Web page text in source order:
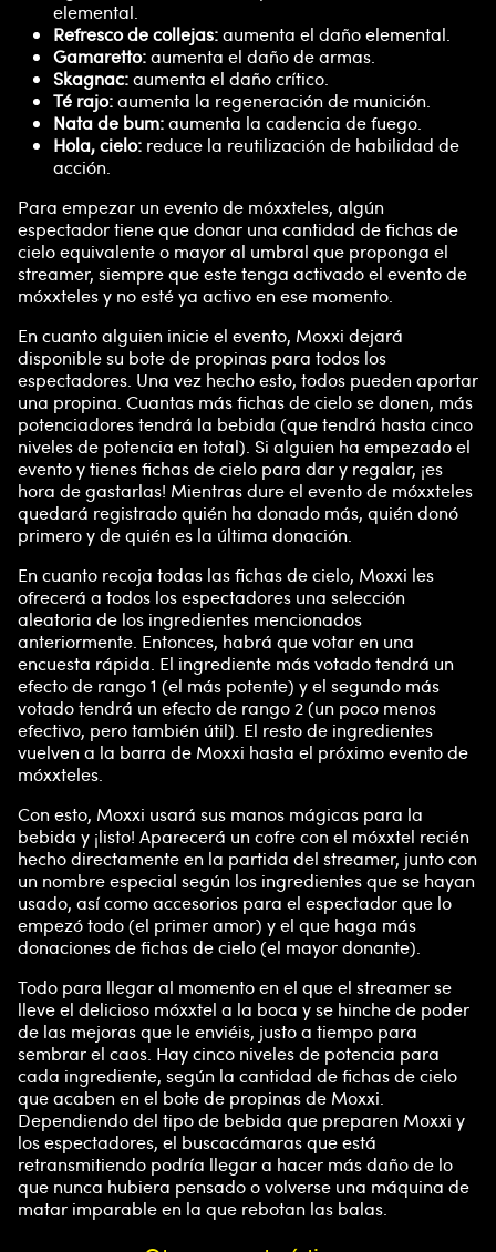
elemental.
Refresco de collejas:aumenta el daño elemental.
Gamaretto:aumenta el daño de armas.
Skagnac:aumenta el daño crítico.
Té rajo:aumenta la regeneración de munición.
Nata de bum:aumenta la cadencia de fuego.
Hola, cielo: reduce la reutilización de habilidad de
acción.
Para empezar un evento de móxxteles, algún
espectador tiene que donar una cantidad de fichas de
cielo equivalente o mayor al umbral que proponga el
streamer, siempre que este tenga activado el evento de
móxxteles y no esté ya activo en ese momento.
En cuanto alguien inicie el evento, Moxxi dejará
disponible su bote de propinas para todos los
espectadores. Una vez hecho esto, todos pueden aportar
una propina. Cuantas más fichas de cielo se donen, más
potenciadores tendrá la bebida (que tendrá hasta cinco
niveles de potencia en total). Si alguien ha empezado el
evento y tienes fichas de cielo para dar y regalar, ¡es
hora de gastarlas! Mientras dure el evento de móxxteles
quedará registrado quién ha donado más, quién donó
primero y de quién es la última donación.
En cuanto recoja todas las fichas de cielo, Moxxi les
ofrecerá a todos los espectadores una selección
aleatoria de los ingredientes mencionados
anteriormente. Entonces, habrá que votar en una
encuesta rápida. El ingrediente más votado tendrá un
efecto de rango 1 (el más potente) y el segundo más
votado tendrá un efecto de rango 2 (un poco menos
efectivo, pero también útil). El resto de ingredientes
vuelven a la barra de Moxxi hasta el próximo evento de
móxxteles.
Con esto, Moxxi usará sus manos mágicas para la
bebida y ¡listo! Aparecerá un cofre con el móxxtel recién
hecho directamente en la partida del streamer, junto con
un nombre especial según los ingredientes que se hayan
usado, así como accesorios para el espectador que lo
empezó todo (el primer amor) y el que haga más
donaciones de fichas de cielo (el mayor donante).
Todo para llegar al momento en el que el streamer se
lleve el delicioso móxxtel a la boca y se hinche de poder
de las mejoras que le enviéis, justo a tiempo para
sembrar el caos. Hay cinco niveles de potencia para
cada ingrediente, según la cantidad de fichas de cielo
que acaben en el bote de propinas de Moxxi.
Dependiendo del tipo de bebida que preparen Moxxi y
los espectadores, el buscacámaras que está
retransmitiendo podría llegar a hacer más daño de lo
que nunca hubiera pensado o volverse una máquina de
matar imparable en la que rebotan las balas.